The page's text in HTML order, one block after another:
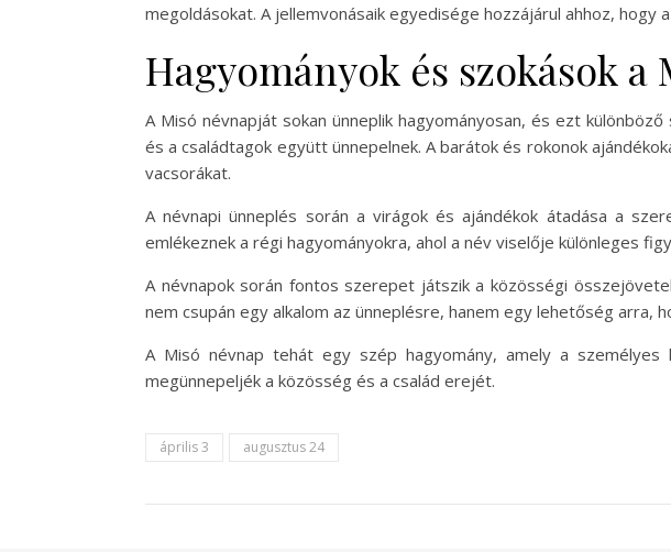
megoldásokat. A jellemvonásaik egyedisége hozzájárul ahhoz, hogy
Hagyományok és szokások
A Misó névnapját sokan ünneplik hagyományosan, és ezt
és a családtagok együtt ünnepelnek. A barátok és rokonok
vacsorákat.
A névnapi ünneplés során a virágok és ajándékok átadása a
emlékeznek a régi hagyományokra, ahol a név viselője különleges
A névnapok során fontos szerepet játszik a közösségi
nem csupán egy alkalom az ünneplésre, hanem egy lehetőség
A Misó névnap tehát egy szép hagyomány, amely a
megünnepeljék a közösség és a család erejét.
április 3 augusztus 24